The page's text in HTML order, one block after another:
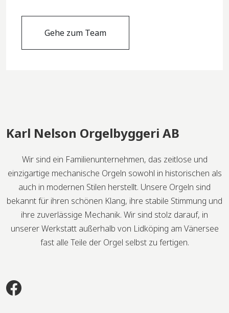
Gehe zum Team
Karl Nelson Orgelbyggeri AB
Wir sind ein Familienunternehmen, das zeitlose und
einzigartige mechanische Orgeln sowohl in historischen als
auch in modernen Stilen herstellt. Unsere Orgeln sind
bekannt für ihren schönen Klang, ihre stabile Stimmung und
ihre zuverlässige Mechanik. Wir sind stolz darauf, in
unserer Werkstatt außerhalb von Lidköping am Vänersee
fast alle Teile der Orgel selbst zu fertigen.